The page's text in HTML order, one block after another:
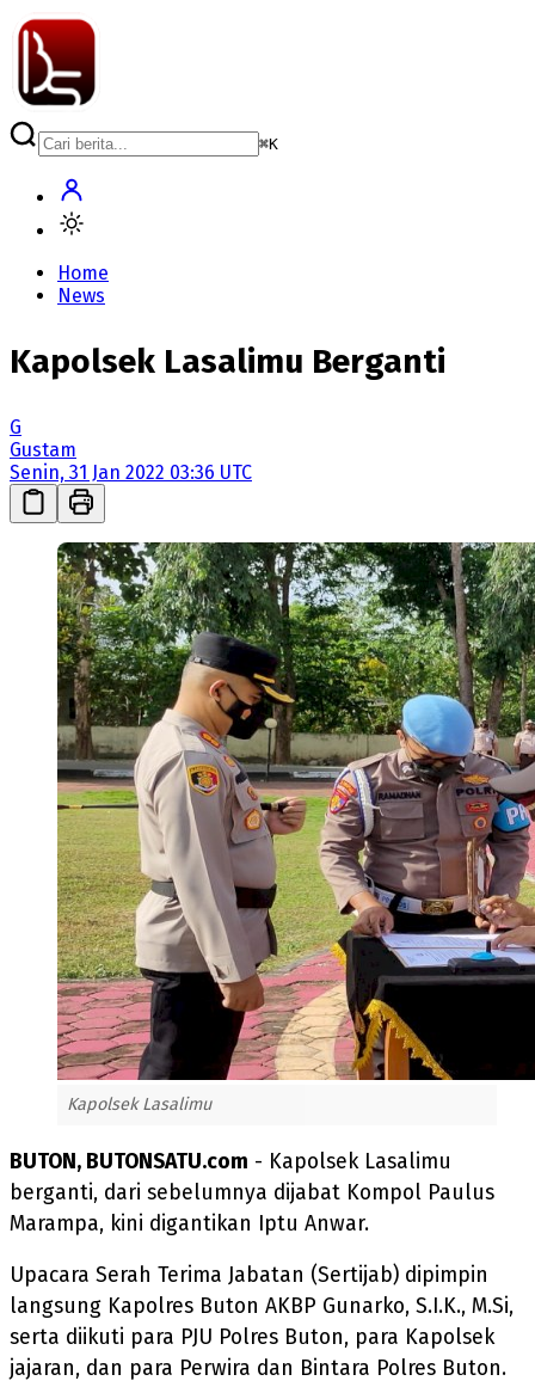
⌘K
Home
News
Kapolsek Lasalimu Berganti
G
Gustam
Senin, 31 Jan 2022 03:36 UTC
Kapolsek Lasalimu
BUTON, BUTONSATU.com - Kapolsek Lasalimu
berganti, dari sebelumnya dijabat Kompol Paulus
Marampa, kini digantikan Iptu Anwar.
Upacara Serah Terima Jabatan (Sertijab) dipimpin
langsung Kapolres Buton AKBP Gunarko, S.I.K., M.Si,
serta diikuti para PJU Polres Buton, para Kapolsek
jajaran, dan para Perwira dan Bintara Polres Buton.